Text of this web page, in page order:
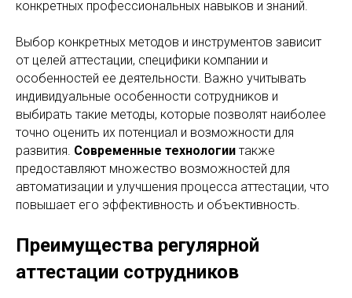
конкретных профессиональных навыков и знаний.
Выбор конкретных методов и инструментов зависит
от целей аттестации, специфики компании и
особенностей ее деятельности. Важно учитывать
индивидуальные особенности сотрудников и
выбирать такие методы, которые позволят наиболее
точно оценить их потенциал и возможности для
развития. Современные технологии также
предоставляют множество возможностей для
автоматизации и улучшения процесса аттестации, что
повышает его эффективность и объективность.
Преимущества регулярной
аттестации сотрудников